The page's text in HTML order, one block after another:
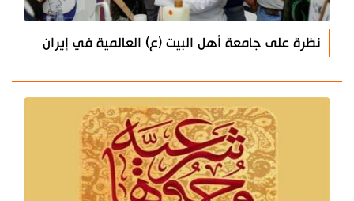
نظرة على جامعة أهل البيت (ع) العالمية في إيران